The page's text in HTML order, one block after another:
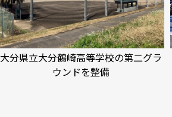
大分県立大分鶴崎高等学校の第二グラ
ウンドを整備